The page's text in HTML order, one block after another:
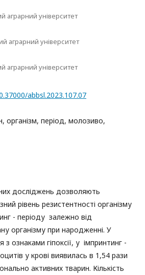
аграрний університет
аграрний університет
аграрний університет
abbsl.2023.107.07
організм, період, молозиво,
досліджень дозволяють
рівень резистентності організму
- періоду залежно від
організму при народженні. У
з ознаками гіпоксії, у імпринтинг -
у крові виявилась в 1,54 рази
активних тварин. Кількість